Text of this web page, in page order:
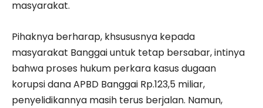
masyarakat.
Pihaknya berharap, khsususnya kepada
masyarakat Banggai untuk tetap bersabar, intinya
bahwa proses hukum perkara kasus dugaan
korupsi dana APBD Banggai Rp.123,5 miliar,
penyelidikannya masih terus berjalan. Namun,